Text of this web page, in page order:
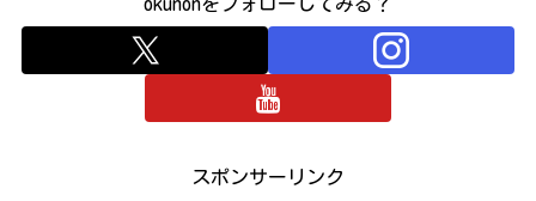
スポンサーリンク